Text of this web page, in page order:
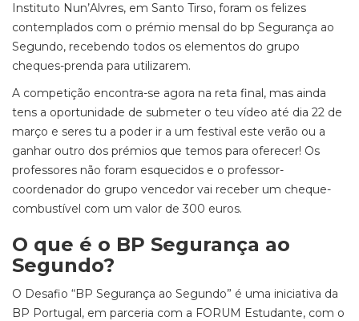
Instituto Nun’Alvres, em Santo Tirso, foram os felizes
contemplados com o prémio mensal do bp Segurança ao
Segundo, recebendo todos os elementos do grupo
cheques-prenda para utilizarem.
A competição encontra-se agora na reta final, mas ainda
tens a oportunidade de submeter o teu vídeo até dia 22 de
março e seres tu a poder ir a um festival este verão ou a
ganhar outro dos prémios que temos para oferecer! Os
professores não foram esquecidos e o professor-
coordenador do grupo vencedor vai receber um cheque-
combustível com um valor de 300 euros.
O que é o BP Segurança ao
Segundo?
O Desafio “BP Segurança ao Segundo” é uma iniciativa da
BP Portugal, em parceria com a FORUM Estudante, com o